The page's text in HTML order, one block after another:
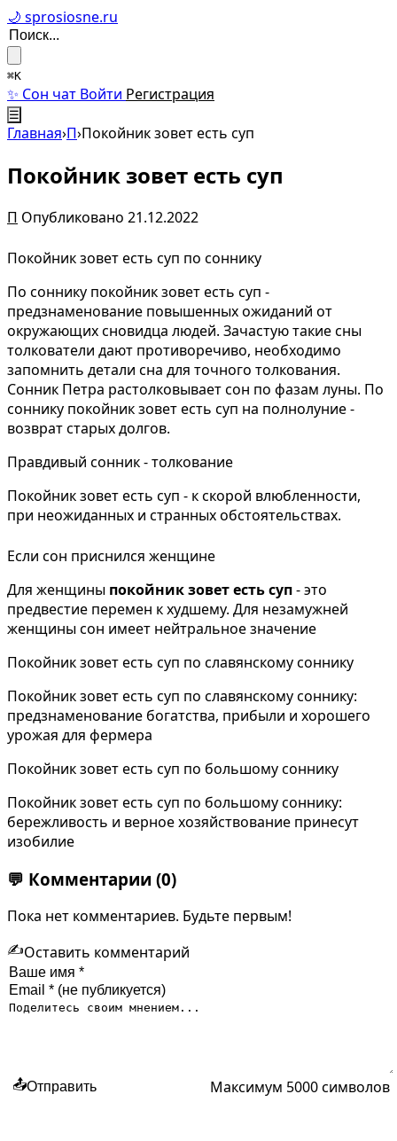
🌙 sprosiosne.ru
⌘K
✨ Сон чат Войти Регистрация
☰
Главная›П›Покойник зовет есть суп
Покойник зовет есть суп
П Опубликовано 21.12.2022
Покойник зовет есть суп по соннику
По соннику покойник зовет есть суп -
предзнаменование повышенных ожиданий от
окружающих сновидца людей. Зачастую такие сны
толкователи дают противоречиво, необходимо
запомнить детали сна для точного толкования.
Сонник Петра растолковывает сон по фазам луны. По
соннику покойник зовет есть суп на полнолуние -
возврат старых долгов.
Правдивый сонник - толкование
Покойник зовет есть суп - к скорой влюбленности,
при неожиданных и странных обстоятельствах.
Если сон приснился женщине
Для женщины покойник зовет есть суп- это
предвестие перемен к худшему. Для незамужней
женщины сон имеет нейтральное значение
Покойник зовет есть суп по славянскому соннику
Покойник зовет есть суп по славянскому соннику:
предзнаменование богатства, прибыли и хорошего
урожая для фермера
Покойник зовет есть суп по большому соннику
Покойник зовет есть суп по большому соннику:
бережливость и верное хозяйствование принесут
изобилие
💬 Комментарии (0)
Пока нет комментариев. Будьте первым!
✍️Оставить комментарий
📤Отправить Максимум 5000 символов